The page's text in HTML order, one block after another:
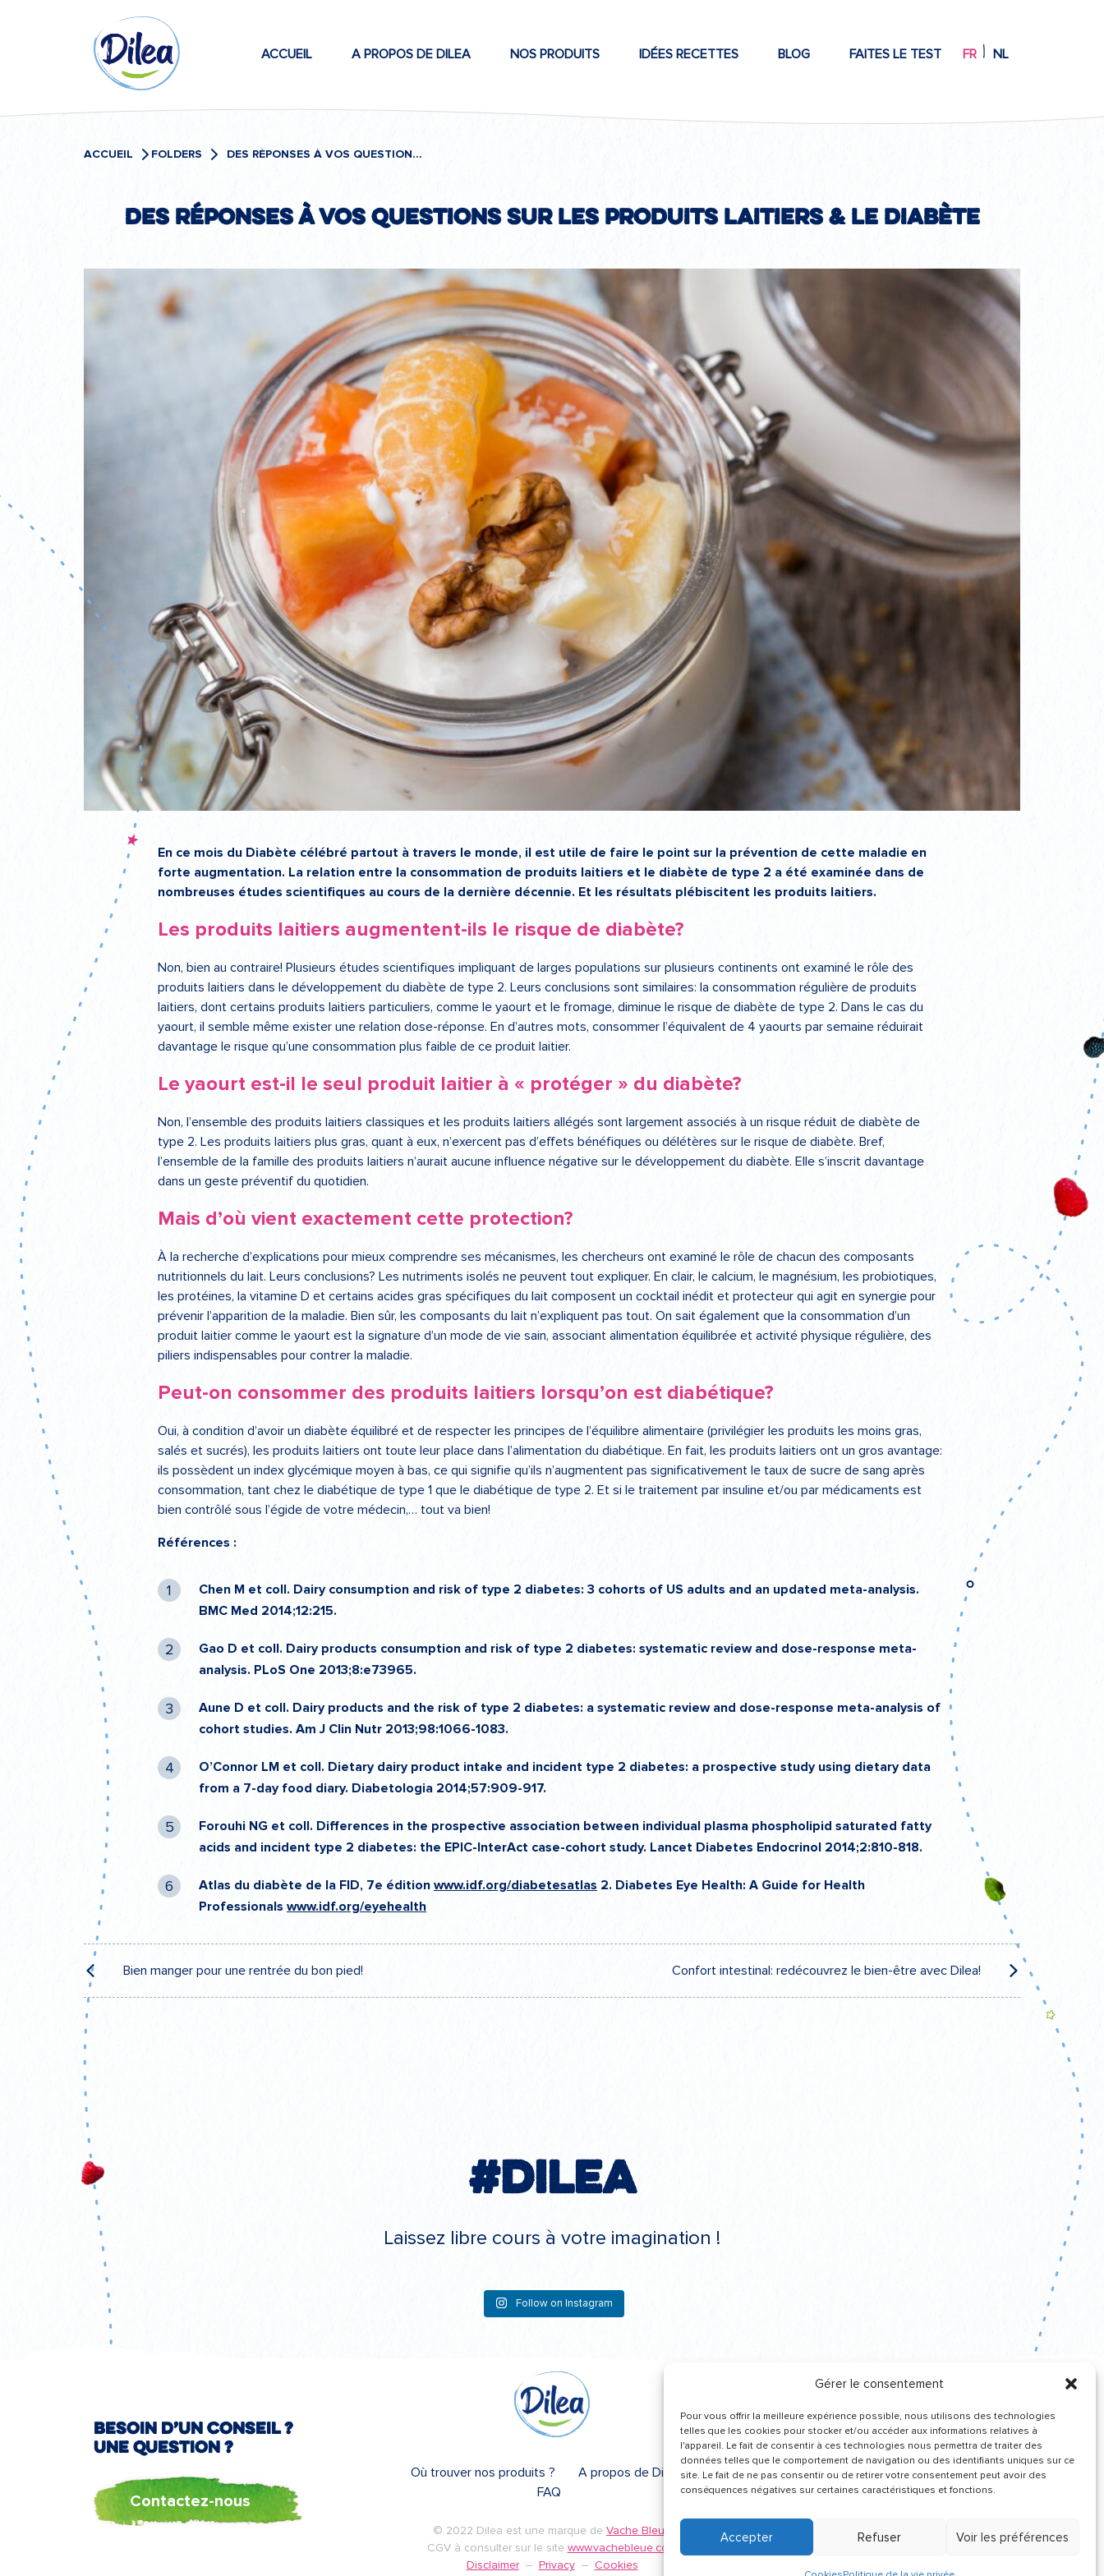
Gérer le consentement
Pour vous offrir la meilleure expérience possible, nous utilisons des technologies
telles que les cookies pour stocker et/ou accéder aux informations relatives à
l'appareil. Le fait de consentir à ces technologies nous permettra de traiter des
données telles que le comportement de navigation ou des identifiants uniques sur ce
site. Le fait de ne pas consentir ou de retirer votre consentement peut avoir des
conséquences négatives sur certaines caractéristiques et fonctions.
Accepter Refuser Voir les préférences
Dilea
Zero
Lactose
ACCUEIL A PROPOS DE DILEA NOS PRODUITS IDÉES RECETTES BLOG FAITES LE TEST FR NL
ACCUEIL FOLDERS DES RÉPONSES À VOS QUESTIONS SUR LES PRODUITS LAITIERS & LE DIABÈTE
Des réponses à vos questions sur les produits laitiers & le diabète
En ce mois du Diabète célébré partout à travers le monde, il est utile de faire le point sur la prévention de cette maladie en
forte augmentation. La relation entre la consommation de produits laitiers et le diabète de type 2 a été examinée dans de
nombreuses études scientifiques au cours de la dernière décennie. Et les résultats plébiscitent les produits laitiers.
Les produits laitiers augmentent-ils le risque de diabète?
Non, bien au contraire! Plusieurs études scientifiques impliquant de larges populations sur plusieurs continents ont examiné le rôle des
produits laitiers dans le développement du diabète de type 2. Leurs conclusions sont similaires: la consommation régulière de produits
laitiers, dont certains produits laitiers particuliers, comme le yaourt et le fromage, diminue le risque de diabète de type 2. Dans le cas du
yaourt, il semble même exister une relation dose-réponse. En d’autres mots, consommer l’équivalent de 4 yaourts par semaine réduirait
davantage le risque qu’une consommation plus faible de ce produit laitier.
Le yaourt est-il le seul produit laitier à « protéger » du diabète?
Non, l’ensemble des produits laitiers classiques et les produits laitiers allégés sont largement associés à un risque réduit de diabète de
type 2. Les produits laitiers plus gras, quant à eux, n’exercent pas d’effets bénéfiques ou délétères sur le risque de diabète. Bref,
l’ensemble de la famille des produits laitiers n’aurait aucune influence négative sur le développement du diabète. Elle s’inscrit davantage
dans un geste préventif du quotidien.
Mais d’où vient exactement cette protection?
À la recherche d’explications pour mieux comprendre ses mécanismes, les chercheurs ont examiné le rôle de chacun des composants
nutritionnels du lait. Leurs conclusions? Les nutriments isolés ne peuvent tout expliquer. En clair, le calcium, le magnésium, les probiotiques,
les protéines, la vitamine D et certains acides gras spécifiques du lait composent un cocktail inédit et protecteur qui agit en synergie pour
prévenir l’apparition de la maladie. Bien sûr, les composants du lait n’expliquent pas tout. On sait également que la consommation d’un
produit laitier comme le yaourt est la signature d’un mode de vie sain, associant alimentation équilibrée et activité physique régulière, des
piliers indispensables pour contrer la maladie.
Peut-on consommer des produits laitiers lorsqu’on est diabétique?
Oui, à condition d’avoir un diabète équilibré et de respecter les principes de l’équilibre alimentaire (privilégier les produits les moins gras,
salés et sucrés), les produits laitiers ont toute leur place dans l’alimentation du diabétique. En fait, les produits laitiers ont un gros avantage:
ils possèdent un index glycémique moyen à bas, ce qui signifie qu’ils n’augmentent pas significativement le taux de sucre de sang après
consommation, tant chez le diabétique de type 1 que le diabétique de type 2. Et si le traitement par insuline et/ou par médicaments est
bien contrôlé sous l’égide de votre médecin,… tout va bien!
Références :
Chen M et coll. Dairy consumption and risk of type 2 diabetes: 3 cohorts of US adults and an updated meta-analysis.
BMC Med 2014;12:215.
Gao D et coll. Dairy products consumption and risk of type 2 diabetes: systematic review and dose-response meta-
analysis. PLoS One 2013;8:e73965.
Aune D et coll. Dairy products and the risk of type 2 diabetes: a systematic review and dose-response meta-analysis of
cohort studies. Am J Clin Nutr 2013;98:1066-1083.
O’Connor LM et coll. Dietary dairy product intake and incident type 2 diabetes: a prospective study using dietary data
from a 7-day food diary. Diabetologia 2014;57:909-917.
Forouhi NG et coll. Differences in the prospective association between individual plasma phospholipid saturated fatty
acids and incident type 2 diabetes: the EPIC-InterAct case-cohort study. Lancet Diabetes Endocrinol 2014;2:810-818.
Atlas du diabète de la FID, 7e édition www.idf.org/diabetesatlas 2. Diabetes Eye Health: A Guide for Health
Professionals www.idf.org/eyehealth
Navigation
de
l’article
Bien manger pour une rentrée du bon pied! Confort intestinal: redécouvrez le bien-être avec Dilea!
#Dilea
Laissez libre cours à votre imagination !
Follow on Instagram
Besoin d’un conseil ?
Une question ?
Contactez-nous
Où trouver nos produits ?
A propos de Dilea
FAQ
© 2022 Dilea est une marque de Vache Bleue
CGV à consulter sur le site www.vachebleue.com
Disclaimer– Privacy– Cookies
Recevez de nos
nouvelles